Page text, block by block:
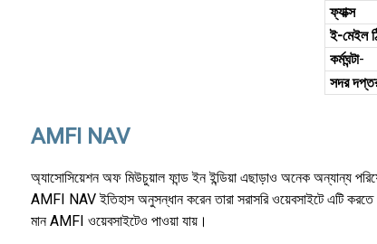
ফ্যাক্স
ই-মেইল
কর্মঘন্টা-
সদর
AMFI NAV
অ্যাসোসিয়েশন অফ মিউচুয়াল ফান্ড ইন ইন্ডিয়া এছাড়াও অনেক অন্যান্য
AMFI NAV ইতিহাস অনুসন্ধান করেন তারা সরাসরি ওয়েবসাইটে এটি
মান AMFI ওয়েবসাইটেও পাওয়া যায়।